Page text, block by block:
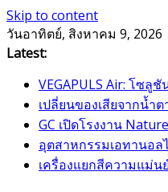
Skip to content
วันอาทิตย์, สิงหาคม 9, 2026
Latest:
VEGAPULS Air: โซลู
เปลี่ยนของเสียจากน้ำ
GC เปิดโรงงาน
อุตสาหกรรมเอทานอล
เครื่องแยกสีความแม่